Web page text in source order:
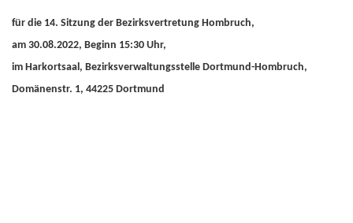
für die 14. Sitzung der Bezirksvertretung Hombruch,
am 30.08.2022, Beginn 15:30 Uhr,
im Harkortsaal, Bezirksverwaltungsstelle Dortmund-Hombruch,
Domänenstr. 1, 44225 Dortmund